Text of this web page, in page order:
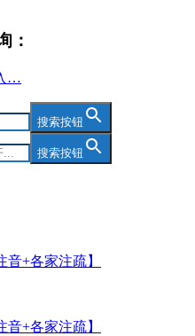
：
…
搜索按钮
搜索按钮
音+各家注疏】
音+各家注疏】